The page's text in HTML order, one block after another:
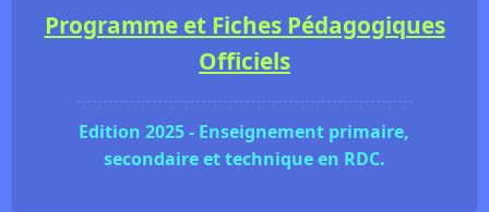
Programme et Fiches Pédagogiques
Officiels
Edition 2025 - Enseignement primaire,
secondaire et technique en RDC.